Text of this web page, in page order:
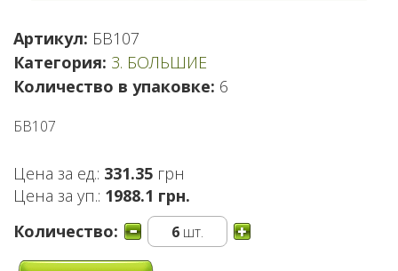
Артикул: БВ107
Категория: 3. БОЛЬШИЕ
Количество в упаковке: 6
БВ107
Цена за ед.: 331.35 грн
Цена за уп.: 1988.1 грн.
Количество:
6 шт.